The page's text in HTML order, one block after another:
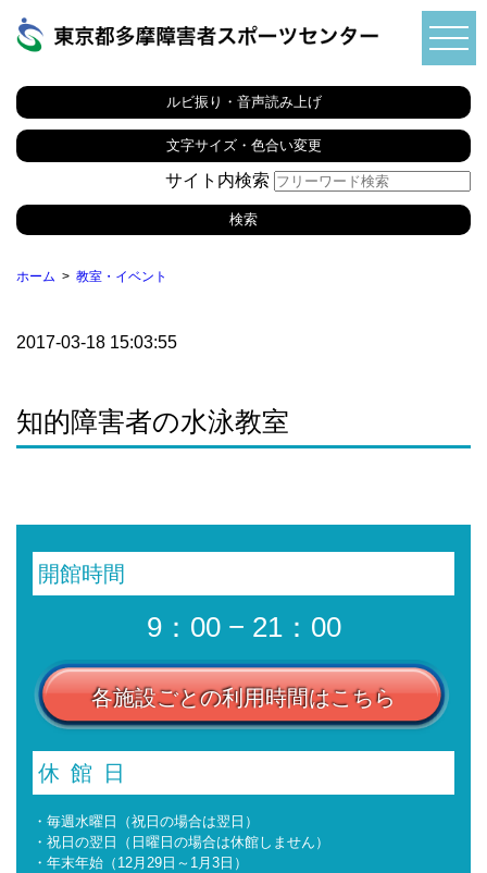
ルビ振り・音声読み上げ
文字サイズ・色合い変更
サイト内検索
ホーム 教室・イベント
2017-03-18 15:03:55
知的障害者の水泳教室
開館時間
9：00 − 21：00
各施設ごとの利用時間はこちら
休館日
・毎週水曜日（祝日の場合は翌日）
・祝日の翌日（日曜日の場合は休館しません）
・年末年始（12月29日～1月3日）